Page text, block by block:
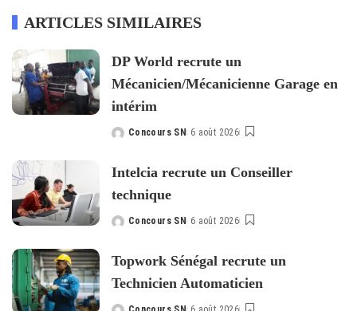
ARTICLES SIMILAIRES
DP World recrute un
Mécanicien/Mécanicienne Garage en
intérim
Posted
Concours SN 6 août 2026
Intelcia recrute un Conseiller
technique
Posted
Concours SN 6 août 2026
Topwork Sénégal recrute un
Technicien Automaticien